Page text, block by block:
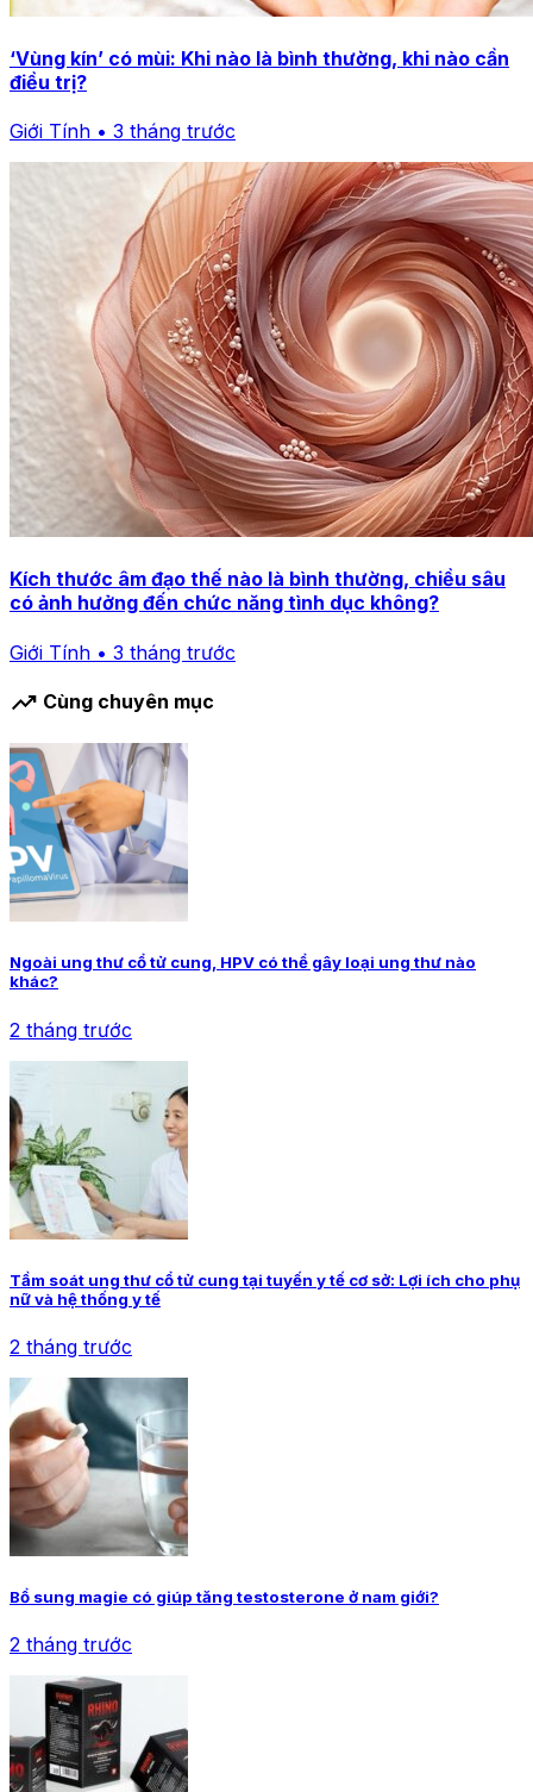
‘Vùng kín’ có mùi: Khi nào là bình thường, khi nào cần
điều trị?
Giới Tính • 3 tháng trước
Kích thước âm đạo thế nào là bình thường, chiều sâu
có ảnh hưởng đến chức năng tình dục không?
Giới Tính • 3 tháng trước
trending_up Cùng chuyên mục
Ngoài ung thư cổ tử cung, HPV có thể gây loại ung thư nào
khác?
2 tháng trước
Tầm soát ung thư cổ tử cung tại tuyến y tế cơ sở: Lợi ích cho phụ
nữ và hệ thống y tế
2 tháng trước
Bổ sung magie có giúp tăng testosterone ở nam giới?
2 tháng trước